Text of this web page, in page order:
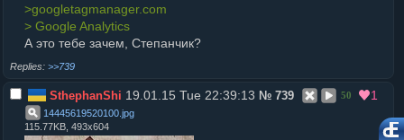
>googletagmanager.com
> Google Analytics
А это тебе зачем, Степанчик?
>>739
SthephanShi 19.01.15 Tue 22:39:13 № 739 50 1
14445619520100 jpg
115.77KB, 493x604